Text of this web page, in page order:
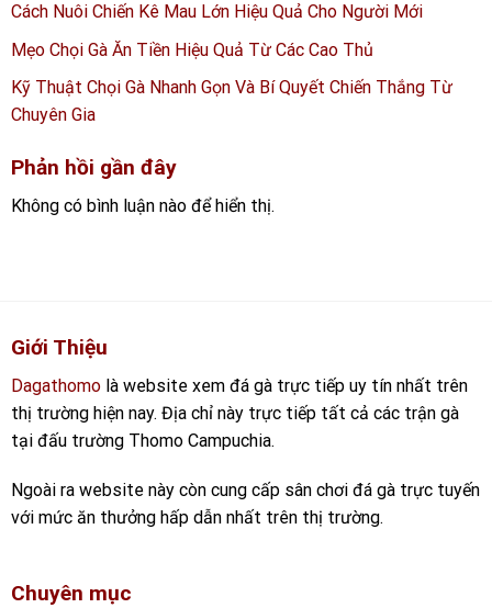
Cách Nuôi Chiến Kê Mau Lớn Hiệu Quả Cho Người Mới
Mẹo Chọi Gà Ăn Tiền Hiệu Quả Từ Các Cao Thủ
Kỹ Thuật Chọi Gà Nhanh Gọn Và Bí Quyết Chiến Thắng Từ
Chuyên Gia
Phản hồi gần đây
Không có bình luận nào để hiển thị.
Giới Thiệu
Dagathomo là website xem đá gà trực tiếp uy tín nhất trên
thị trường hiện nay. Địa chỉ này trực tiếp tất cả các trận gà
tại đấu trường Thomo Campuchia.
Ngoài ra website này còn cung cấp sân chơi đá gà trực tuyến
với mức ăn thưởng hấp dẫn nhất trên thị trường.
Chuyên mục